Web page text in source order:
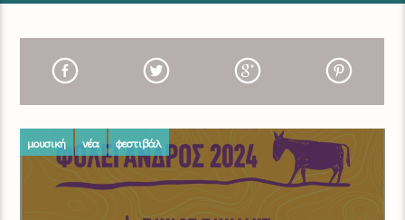
μουσική νέα φεστιβάλ